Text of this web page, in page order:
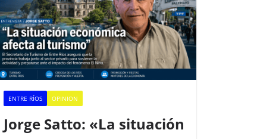
ENTRE RÍOS OPINION
Jorge Satto: «La situación